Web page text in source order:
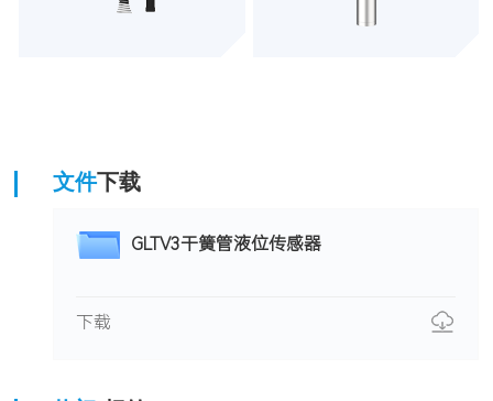
文件下载
GLTV3干簧管液位传感器
下载